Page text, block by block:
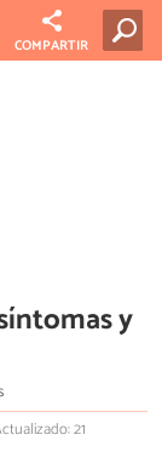
COMPARTIR
y
21